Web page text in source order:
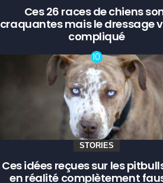
Ces 26 races de chiens
craquantes mais le dressage
compliqué
STORIES
Ces idées reçues sur les
en réalité complètement